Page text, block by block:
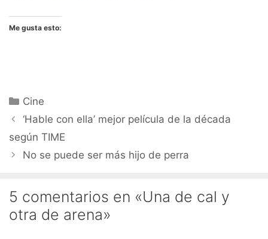
Me gusta esto:
Categorías
Cine
‘Hable con ella’ mejor película de la década
según TIME
No se puede ser más hijo de perra
5 comentarios en «Una de cal y
otra de arena»